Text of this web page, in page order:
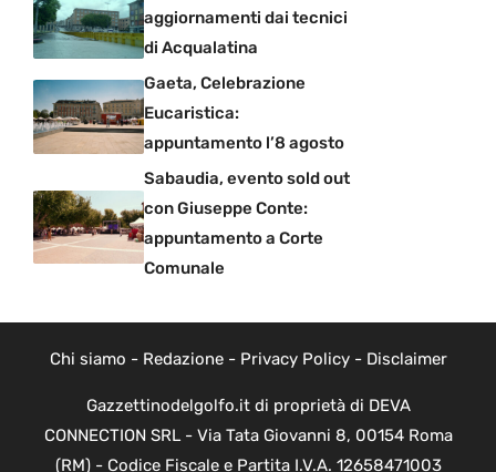
aggiornamenti dai tecnici
di Acqualatina
Gaeta, Celebrazione
Eucaristica:
appuntamento l’8 agosto
Sabaudia, evento sold out
con Giuseppe Conte:
appuntamento a Corte
Comunale
Chi siamo - Redazione- Privacy Policy- Disclaimer
Gazzettinodelgolfo.it di proprietà di DEVA
CONNECTION SRL - Via Tata Giovanni 8, 00154 Roma
(RM) - Codice Fiscale e Partita I.V.A. 12658471003